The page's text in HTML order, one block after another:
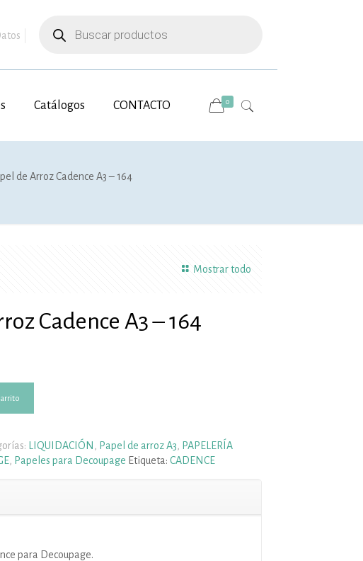
productos
Catálogos CONTACTO 0
de Arroz Cadence A3 – 164
Mostrar todo
Cadence A3 – 164
LIQUIDACIÓN Papel de arroz A3
PAPELERÍA
, Papeles para Decoupage Etiqueta: CADENCE
para Decoupage.